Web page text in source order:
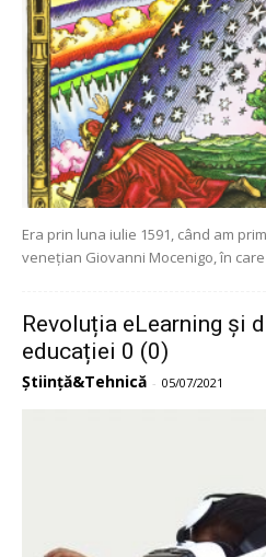
Era prin luna iulie 1591, când am
venețian Giovanni Mocenigo, în care
Revoluția eLearning și
educației 0 (0)
Știință&Tehnică - 05/07/2021